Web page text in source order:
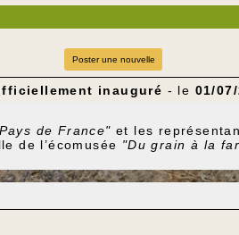
Poster une nouvelle
inauguré - le 01/
de France" et les
de l’écomusée "Du grain à la